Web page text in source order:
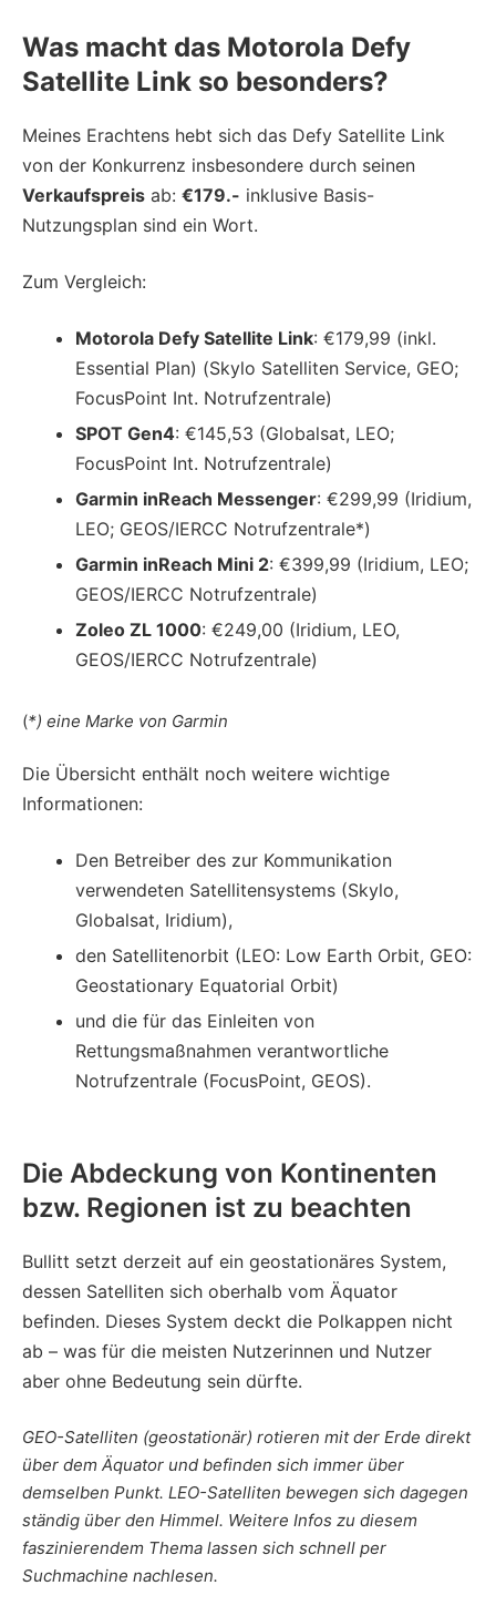
Was macht das Motorola Defy
Satellite Link so besonders?
Meines Erachtens hebt sich das Defy Satellite Link
von der Konkurrenz insbesondere durch seinen
Verkaufspreis ab: €179.- inklusive Basis-
Nutzungsplan sind ein Wort.
Zum Vergleich:
Motorola Defy Satellite Link: €179,99 (inkl.
Essential Plan) (Skylo Satelliten Service, GEO;
FocusPoint Int. Notrufzentrale)
SPOT Gen4: €145,53 (Globalsat, LEO;
FocusPoint Int. Notrufzentrale)
Garmin inReach Messenger: €299,99 (Iridium,
LEO; GEOS/IERCC Notrufzentrale*)
Garmin inReach Mini 2: €399,99 (Iridium, LEO;
GEOS/IERCC Notrufzentrale)
Zoleo ZL 1000: €249,00 (Iridium, LEO,
GEOS/IERCC Notrufzentrale)
(*) eine Marke von Garmin
Die Übersicht enthält noch weitere wichtige
Informationen:
Den Betreiber des zur Kommunikation
verwendeten Satellitensystems (Skylo,
Globalsat, Iridium),
den Satellitenorbit (LEO: Low Earth Orbit, GEO:
Geostationary Equatorial Orbit)
und die für das Einleiten von
Rettungsmaßnahmen verantwortliche
Notrufzentrale (FocusPoint, GEOS).
Die Abdeckung von Kontinenten
bzw. Regionen ist zu beachten
Bullitt setzt derzeit auf ein geostationäres System,
dessen Satelliten sich oberhalb vom Äquator
befinden. Dieses System deckt die Polkappen nicht
ab – was für die meisten Nutzerinnen und Nutzer
aber ohne Bedeutung sein dürfte.
GEO-Satelliten (geostationär) rotieren mit der Erde direkt
über dem Äquator und befinden sich immer über
demselben Punkt. LEO-Satelliten bewegen sich dagegen
ständig über den Himmel. Weitere Infos zu diesem
faszinierendem Thema lassen sich schnell per
Suchmachine nachlesen.